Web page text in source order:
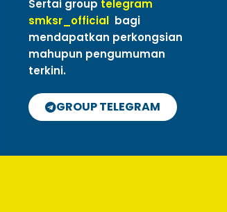
Sertai group telegram
smksr_official bagi
mendapatkan perkongsian
mahupun pengumuman
terkini.
GROUP TELEGRAM